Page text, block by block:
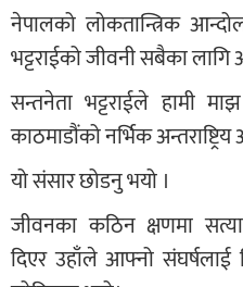
नेपालको लोकतान्त्रिक
भट्टराईको जीवनी सबैका
सन्तनेता भट्टराईले हामी
काठमाडौंको नर्भिक
यो संसार छोडनु भयो ।
जीवनका कठिन क्षणमा
दिएर उहाँले आफ्नो संघर्षलाई